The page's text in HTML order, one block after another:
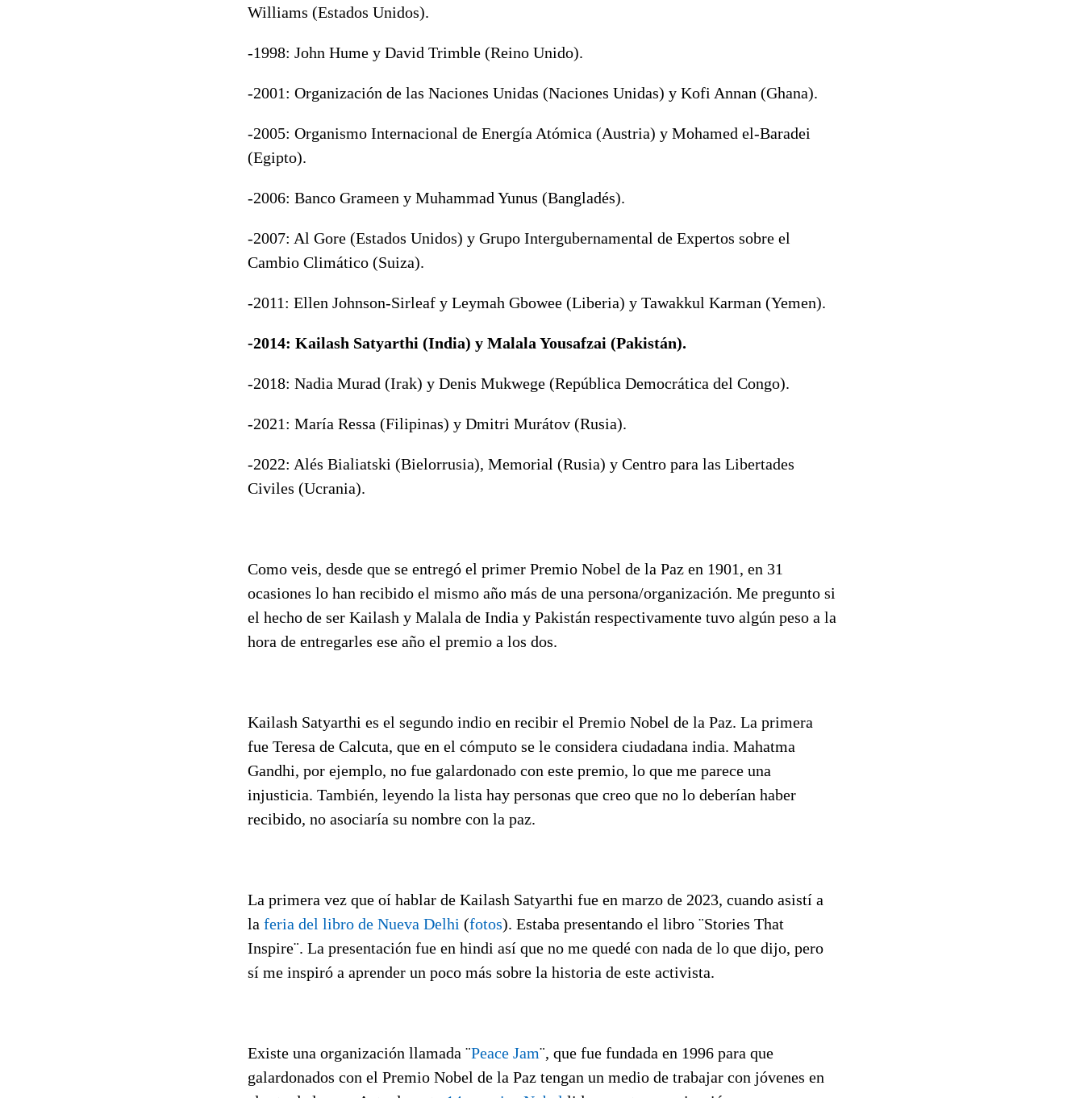
Williams (Estados Unidos).
-1998: John Hume y David Trimble (Reino Unido).
-2001: Organización de las Naciones Unidas (Naciones Unidas) y Kofi Annan (Ghana).
-2005: Organismo Internacional de Energía Atómica (Austria) y Mohamed el-Baradei
(Egipto).
-2006: Banco Grameen y Muhammad Yunus (Bangladés).
-2007: Al Gore (Estados Unidos) y Grupo Intergubernamental de Expertos sobre el
Cambio Climático (Suiza).
-2011: Ellen Johnson-Sirleaf y Leymah Gbowee (Liberia) y Tawakkul Karman (Yemen).
-2014: Kailash Satyarthi (India) y Malala Yousafzai (Pakistán).
-2018: Nadia Murad (Irak) y Denis Mukwege (República Democrática del Congo).
-2021: María Ressa (Filipinas) y Dmitri Murátov (Rusia).
-2022: Alés Bialiatski (Bielorrusia), Memorial (Rusia) y Centro para las Libertades
Civiles (Ucrania).
Como veis, desde que se entregó el primer Premio Nobel de la Paz en 1901, en 31
ocasiones lo han recibido el mismo año más de una persona/organización. Me pregunto si
el hecho de ser Kailash y Malala de India y Pakistán respectivamente tuvo algún peso a la
hora de entregarles ese año el premio a los dos.
Kailash Satyarthi es el segundo indio en recibir el Premio Nobel de la Paz. La primera
fue Teresa de Calcuta, que en el cómputo se le considera ciudadana india. Mahatma
Gandhi, por ejemplo, no fue galardonado con este premio, lo que me parece una
injusticia. También, leyendo la lista hay personas que creo que no lo deberían haber
recibido, no asociaría su nombre con la paz.
La primera vez que oí hablar de Kailash Satyarthi fue en marzo de 2023, cuando asistí a
la feria del libro de Nueva Delhi (fotos). Estaba presentando el libro ¨Stories That
Inspire¨. La presentación fue en hindi así que no me quedé con nada de lo que dijo, pero
sí me inspiró a aprender un poco más sobre la historia de este activista.
Existe una organización llamada ¨Peace Jam¨, que fue fundada en 1996 para que
galardonados con el Premio Nobel de la Paz tengan un medio de trabajar con jóvenes en